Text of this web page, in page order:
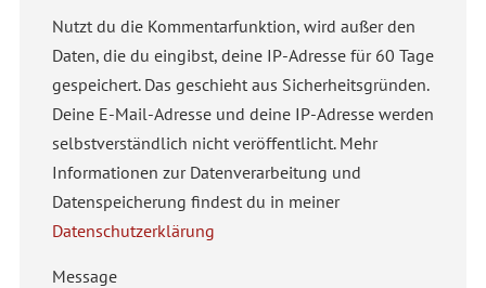
Nutzt du die Kommentarfunktion, wird außer den
Daten, die du eingibst, deine IP-Adresse für 60 Tage
gespeichert. Das geschieht aus Sicherheitsgründen.
Deine E-Mail-Adresse und deine IP-Adresse werden
selbstverständlich nicht veröffentlicht. Mehr
Informationen zur Datenverarbeitung und
Datenspeicherung findest du in meiner
Datenschutzerklärung
Message